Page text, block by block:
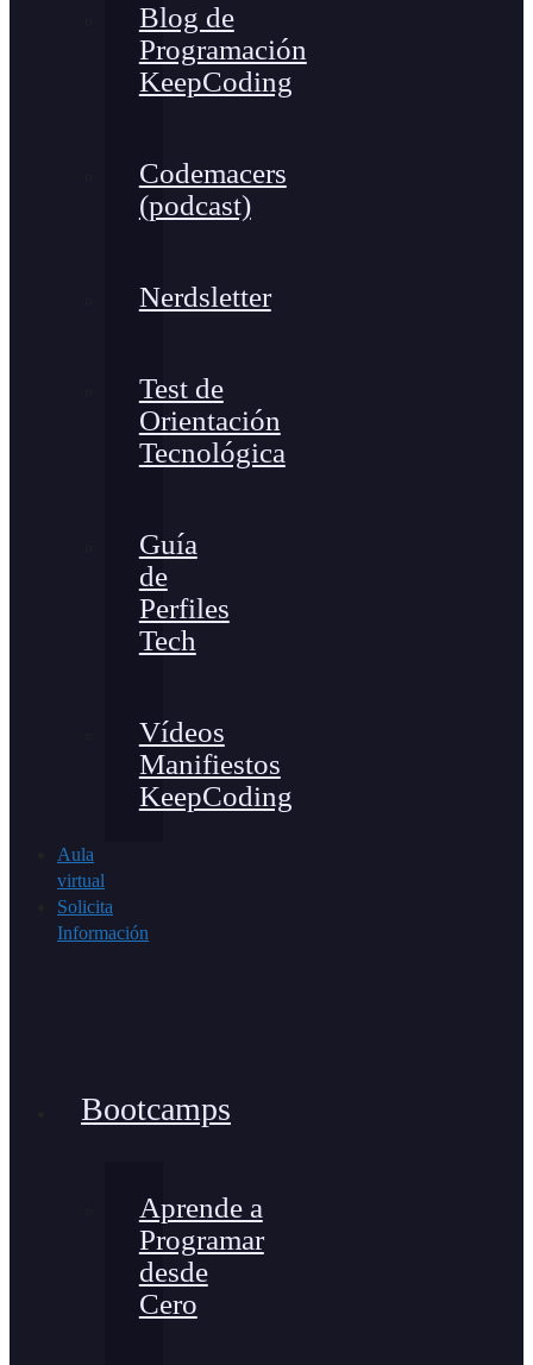
Blog de
Programación
KeepCoding
Codemacers
(podcast)
Nerdsletter
Test de
Orientación
Tecnológica
Guía
de
Perfiles
Tech
Vídeos
Manifiestos
KeepCoding
Aula
virtual
Solicita
Información
Bootcamps
Aprende a
Programar
desde
Cero